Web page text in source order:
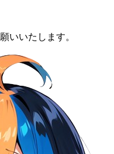
いいたします。